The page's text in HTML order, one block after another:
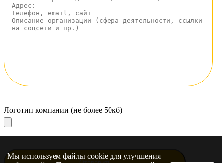
Мы используем файлы cookie для улучшения
Логотип компании (не более 50кб)